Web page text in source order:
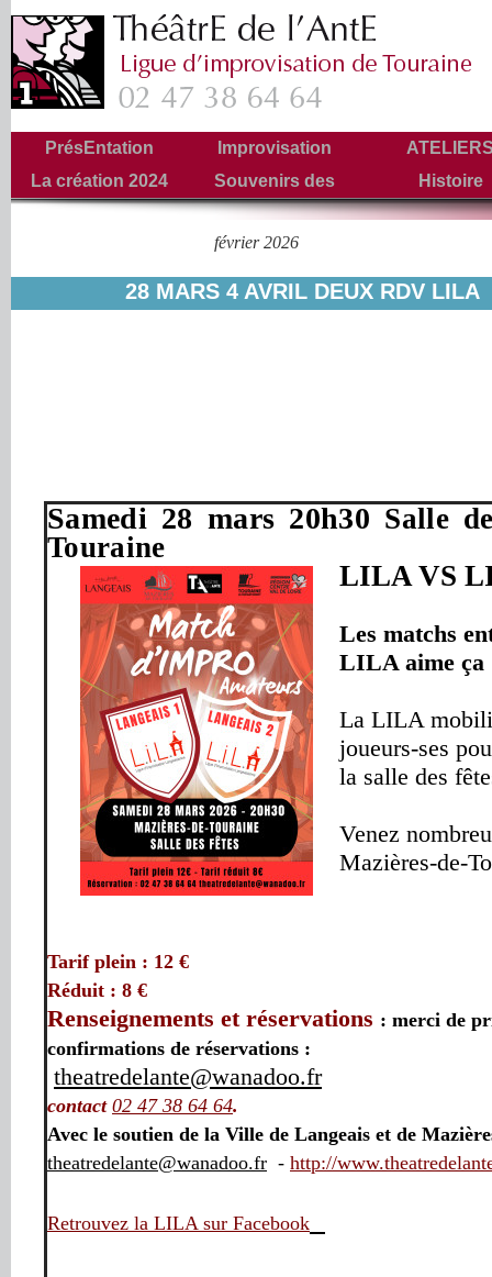
PrésEntation Improvisation
La création 2024
Souvenirs des
Tournées
Histoire
février 2026
28 MARS 4 AVRIL DEUX RDV LILA
Samedi 28 mars 20h30 Salle
Touraine
LILA VS
Les matchs
LILA aime ça
La LILA
joueurs-ses
la salle des
Venez
Mazières-de-
Tarif plein : 12 €
Réduit : 8 €
Renseignements et réservations : merci de
confirmations de réservations :
theatredelante@wanadoo.fr
contact 02 47 38 64 64.
Avec le soutien de la Ville de Langeais et de
theatredelante@wanadoo.fr - http://
Retrouvez la LILA sur Facebook